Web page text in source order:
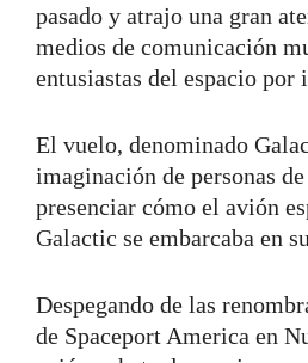
pasado y atrajo una gran
medios de comunicación
entusiastas del espacio por
El vuelo, denominado
imaginación de personas
presenciar cómo el avión
Galactic se embarcaba en
Despegando de las
de Spaceport America en